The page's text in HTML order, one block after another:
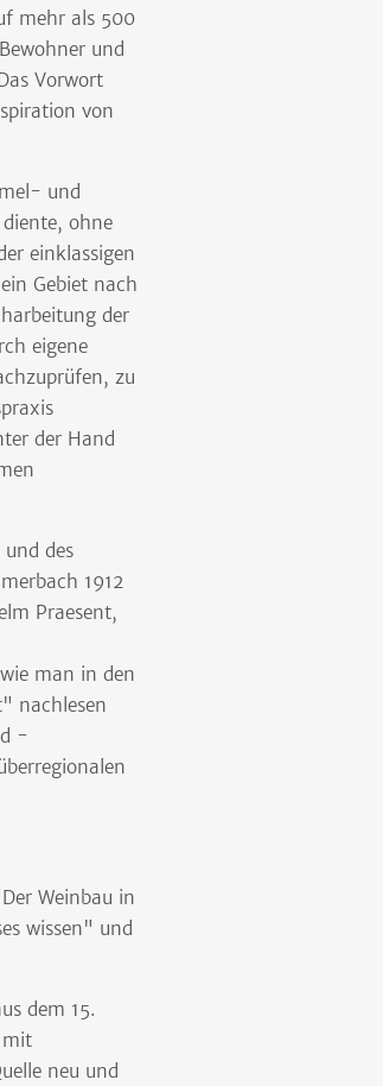
mehr als 500
und
Vorwort
von
und
ohne
einklassigen
Gebiet nach
der
eigene
zu
der Hand
des
1912
Praesent,
man in den
nachlesen
-
Weinbau in
wissen" und
dem 15.
mit
neu und